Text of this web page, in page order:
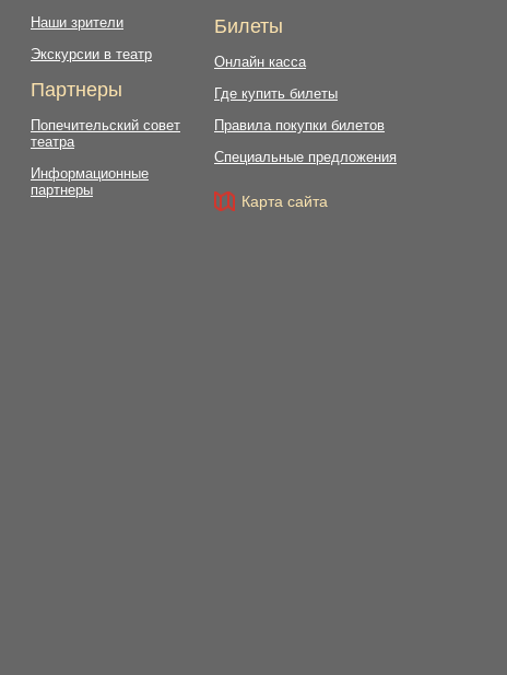
Наши зрители
Экскурсии в театр
Партнеры
Попечительский совет
театра
Информационные
партнеры
Билеты
Онлайн касса
Где купить билеты
Правила покупки билетов
Специальные предложения
Карта сайта